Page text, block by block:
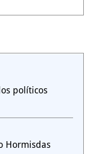
políticos
Hormisdas